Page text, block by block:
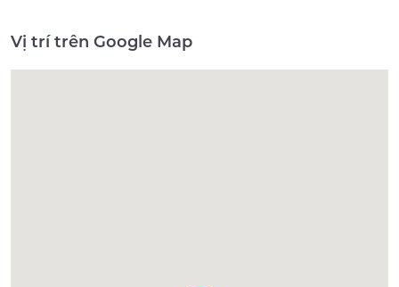
Vị trí trên Google Map